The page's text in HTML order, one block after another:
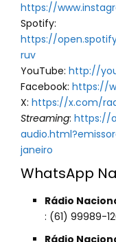
https://
Spotify:
https://
ruv
YouTube: http://
Facebook: https://
X: https://x.com/
Streaming: https://
janeiro
WhatsApp
Rádio
: (61) 99989-
Rádio